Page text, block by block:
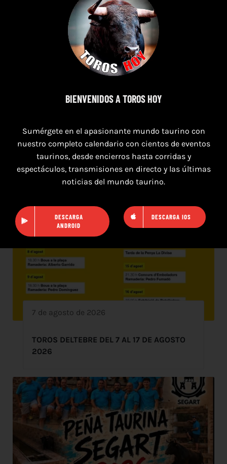
7 de agosto de 2026
TORO CASINOS 7,8 Y 9 DE AGOSTO 2026
7 de agosto de 2026
TOROS DELTEBRE DEL 7 AL 17 DE AGOSTO
2026
BIENVENIDOS A TOROS HOY
Sumérgete en el apasionante mundo taurino con
nuestro completo calendario con cientos de eventos
taurinos, desde encierros hasta corridas y
espectáculos, transmisiones en directo y las últimas
noticias del mundo taurino.
DESCARGA
ANDROID
DESCARGA IOS